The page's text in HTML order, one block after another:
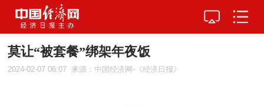
莫让“被套餐”绑架年夜饭
2024-02-07 06:07 来源：中国经济网-《经济日报》